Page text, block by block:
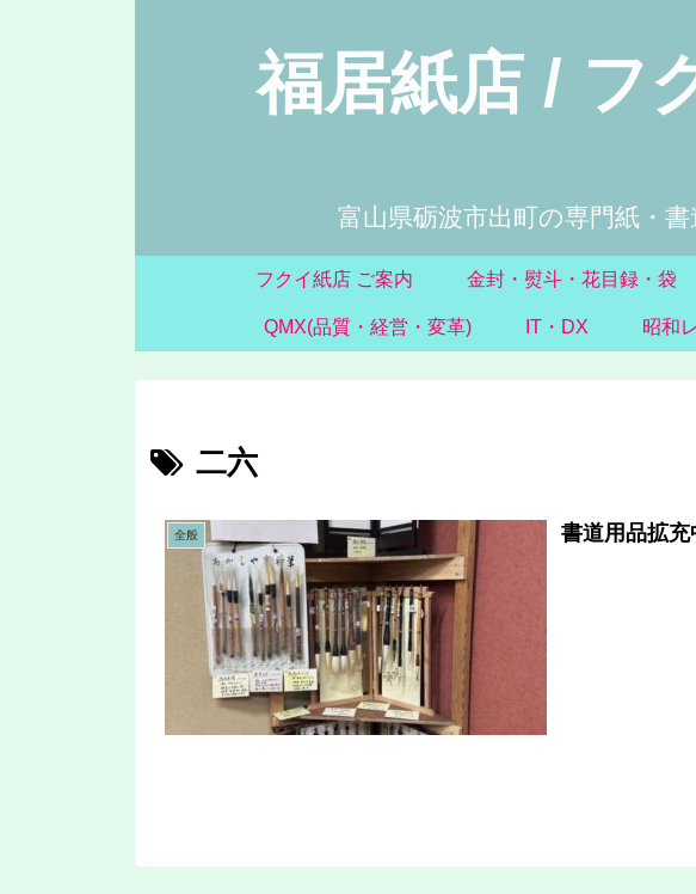
福居紙店 / フ
富山県砺波市出町の専門紙・
フクイ紙店 ご案内 金封・熨斗・花目録・袋
QMX(品質・経営・変革) IT・DX 昭和
二六
全般 書道用品拡充